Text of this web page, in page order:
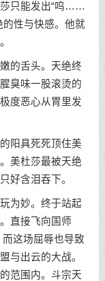
莎只能发出“呜……
性与快感。他就
的舌头。天绝终
臭味一股滚烫的
度恶心从胃里发
阳具死死顶住美
美杜莎最被天绝
好含泪吞下。
为妙。终于站起
直接飞向国师
这场屈辱也导致
与出云的大战。
范围内。斗宗天